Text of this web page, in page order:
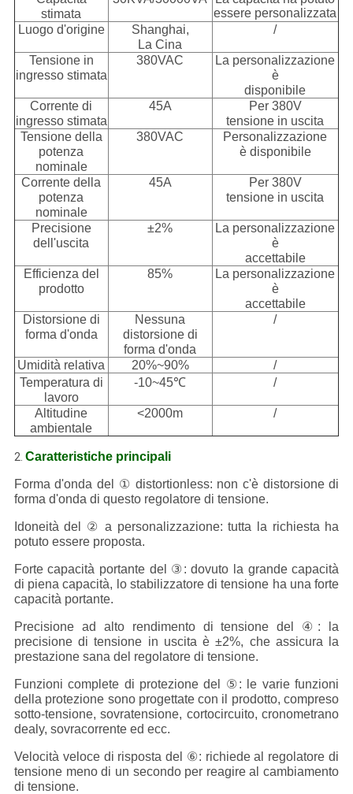
stimata
essere personalizzata
Luogo d'origine
Shanghai,
La Cina
/
Tensione in
ingresso stimata
380VAC
La personalizzazione
è
disponibile
Corrente di
ingresso stimata
45A
Per 380V
tensione in uscita
Tensione della
potenza
nominale
380VAC
Personalizzazione
è disponibile
Corrente della
potenza
nominale
45A
Per 380V
tensione in uscita
Precisione
dell'uscita
±2%
La personalizzazione
è
accettabile
Efficienza del
prodotto
85%
La personalizzazione
è
accettabile
Distorsione di
forma d'onda
Nessuna
distorsione di
forma d'onda
/
Umidità relativa 20%~90%
/
Temperatura di
lavoro
-10~45℃ /
Altitudine
ambientale
<2000m /
2. Caratteristiche principali
Forma d'onda del ① distortionless: non c'è distorsione di
forma d'onda di questo regolatore di tensione.
Idoneità del ② a personalizzazione: tutta la richiesta ha
potuto essere proposta.
Forte capacità portante del ③: dovuto la grande capacità
di piena capacità, lo stabilizzatore di tensione ha una forte
capacità portante.
Precisione ad alto rendimento di tensione del ④: la
precisione di tensione in uscita è ±2%, che assicura la
prestazione sana del regolatore di tensione.
Funzioni complete di protezione del ⑤: le varie funzioni
della protezione sono progettate con il prodotto, compreso
sotto-tensione, sovratensione, cortocircuito, cronometrano
dealy, sovracorrente ed ecc.
Velocità veloce di risposta del ⑥: richiede al regolatore di
tensione meno di un secondo per reagire al cambiamento
di tensione.